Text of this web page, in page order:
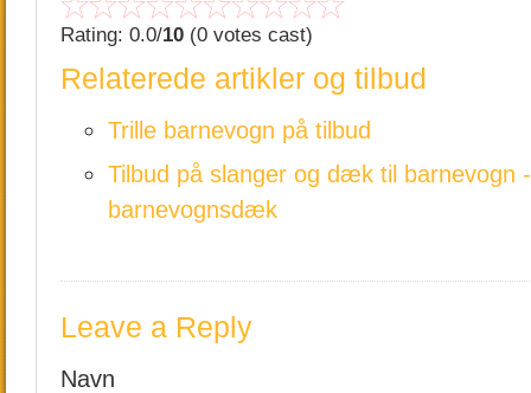
Rating: 0.0/10 (0 votes cast)
Relaterede artikler og tilbud
Trille barnevogn på tilbud
Tilbud på slanger og dæk til barnevogn
barnevognsdæk
Leave a Reply
Navn